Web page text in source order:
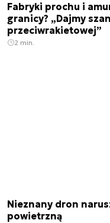
Fabryki prochu i
granicy? „Dajmy
przeciwrakietowej”
2 min.
Nieznany dron
powietrzną